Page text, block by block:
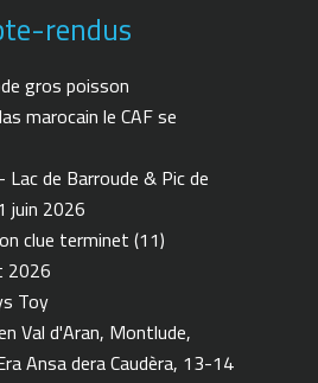
rendus
gros poisson
marocain le CAF se
Lac de Barroude & Pic de
juin 2026
clue terminet (11)
2026
Toy
Val d'Aran, Montlude,
Ansa dera Caudèra, 13-14